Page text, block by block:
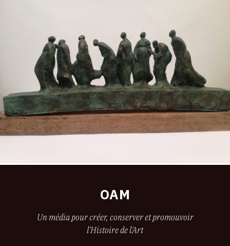
OAM
Un média pour créer, conserver et promouvoir
l'Histoire de l'Art